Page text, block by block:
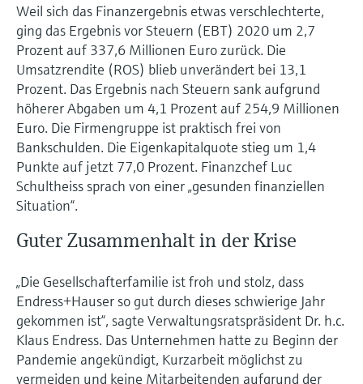
Weil sich das Finanzergebnis etwas verschlechterte,
ging das Ergebnis vor Steuern (EBT) 2020 um 2,7
Prozent auf 337,6 Millionen Euro zurück. Die
Umsatzrendite (ROS) blieb unverändert bei 13,1
Prozent. Das Ergebnis nach Steuern sank aufgrund
höherer Abgaben um 4,1 Prozent auf 254,9 Millionen
Euro. Die Firmengruppe ist praktisch frei von
Bankschulden. Die Eigenkapitalquote stieg um 1,4
Punkte auf jetzt 77,0 Prozent. Finanzchef Luc
Schultheiss sprach von einer „gesunden finanziellen
Situation“.
Guter Zusammenhalt in der Krise
„Die Gesellschafterfamilie ist froh und stolz, dass
Endress+Hauser so gut durch dieses schwierige Jahr
gekommen ist“, sagte Verwaltungsratspräsident Dr. h.c.
Klaus Endress. Das Unternehmen hatte zu Beginn der
Pandemie angekündigt, Kurzarbeit möglichst zu
vermeiden und keine Mitarbeitenden aufgrund der